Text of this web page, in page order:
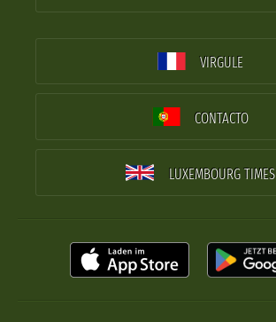
VIRGULE
CONTACTO
LUXEMBOURG TIMES